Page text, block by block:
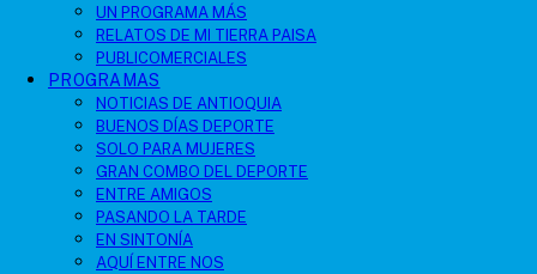
UN PROGRAMA MÁS
RELATOS DE MI TIERRA PAISA
PUBLICOMERCIALES
PROGRAMAS
NOTICIAS DE ANTIOQUIA
BUENOS DÍAS DEPORTE
SOLO PARA MUJERES
GRAN COMBO DEL DEPORTE
ENTRE AMIGOS
PASANDO LA TARDE
EN SINTONÍA
AQUÍ ENTRE NOS